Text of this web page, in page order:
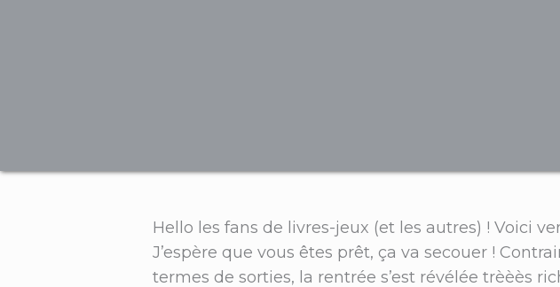
Hello les fans de livres-jeux (et les autres) ! Voici
J’espère que vous êtes prêt, ça va secouer !
termes de sorties, la rentrée s’est révélée trèèès